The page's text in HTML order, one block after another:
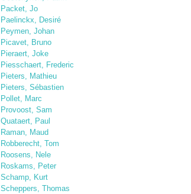
Packet, Jo
Paelinckx, Desiré
Peymen, Johan
Picavet, Bruno
Pieraert, Joke
Piesschaert, Frederic
Pieters, Mathieu
Pieters, Sébastien
Pollet, Marc
Provoost, Sam
Quataert, Paul
Raman, Maud
Robberecht, Tom
Roosens, Nele
Roskams, Peter
Schamp, Kurt
Scheppers, Thomas